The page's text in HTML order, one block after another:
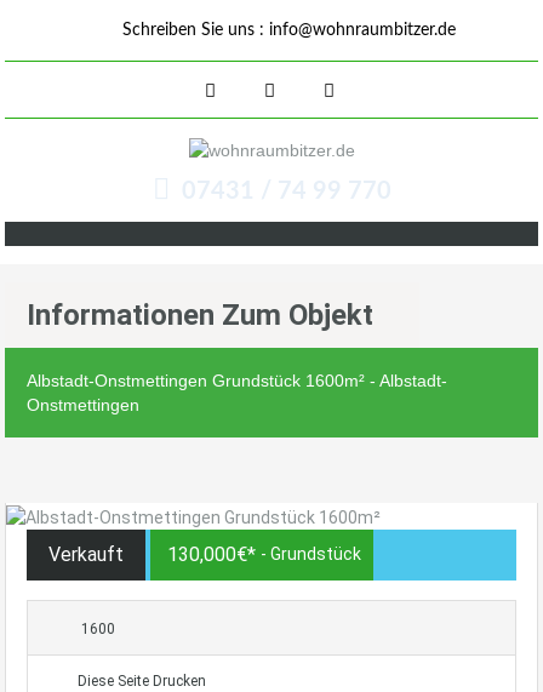
Schreiben Sie uns : info@wohnraumbitzer.de
07431 / 74 99 770
Informationen Zum Objekt
Albstadt-Onstmettingen Grundstück 1600m² - Albstadt-
Onstmettingen
Verkauft 130,000€* - Grundstück
1600
Diese Seite Drucken